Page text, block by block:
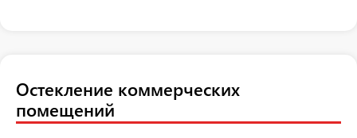
Остекление коммерческих
помещений